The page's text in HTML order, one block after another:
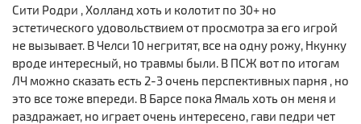
Сити Родри , Холланд хоть и колотит по 30+ но
эстетического удовольствием от просмотра за его игрой
не вызывает. В Челси 10 негритят, все на одну рожу, Нкунку
вроде интересный, но травмы были. В ПСЖ вот по итогам
ЛЧ можно сказать есть 2-3 очень перспективных парня , но
это все тоже впереди. В Барсе пока Ямаль хоть он меня и
раздражает, но играет очень интересено, гави педри чет